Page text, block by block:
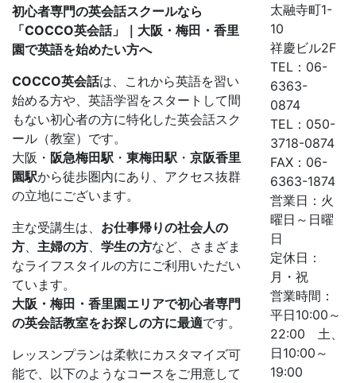
初心者専門の英会話スクールなら
「COCCO英会話」｜大阪・梅田・香里
園で英語を始めたい方へ
COCCO英会話は、これから英語を習い
始める方や、英語学習をスタートして間
もない初心者の方に特化した英会話スク
ール（教室）です。
大阪・ 阪急梅田駅 ・ 東梅田駅 ・ 京阪香里
園駅から徒歩圏内にあり、アクセス抜群
の立地にございます。
主な受講生は、 お仕事帰りの社会人の
方
主婦の方 学生の方など、さまざま
なライフスタイルの方にご利用いただい
ています。
大阪・梅田・香里園エリアで初心者専門
の英会話教室をお探しの方に最適です。
レッスンプランは柔軟にカスタマイズ可
能で、以下のようなコースをご用意して
太融寺町1-
10
祥慶ビル2F
TEL：06-
6363-
0874
TEL：050-
3718-0874
FAX：06-
6363-1874
営業日：火
曜日～日曜
日
定休日：
月・祝
営業時間：
平日10:00～
22:00 土、
日10:00～
19:00